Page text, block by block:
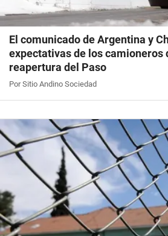
El comunicado de Argentina y
expectativas de los camioneros
reapertura del Paso
Por Sitio Andino Sociedad